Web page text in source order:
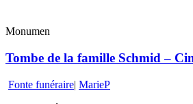
Monumen
Tombe de la famille Schmid –
Fonte funéraire| MarieP